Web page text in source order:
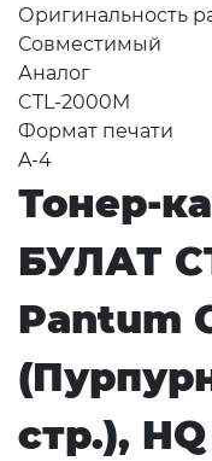
Оригинальность
Совместимый
Аналог
CTL-2000M
Формат печати
A-4
Тонер-
БУЛАТ
Pantum
стр.),